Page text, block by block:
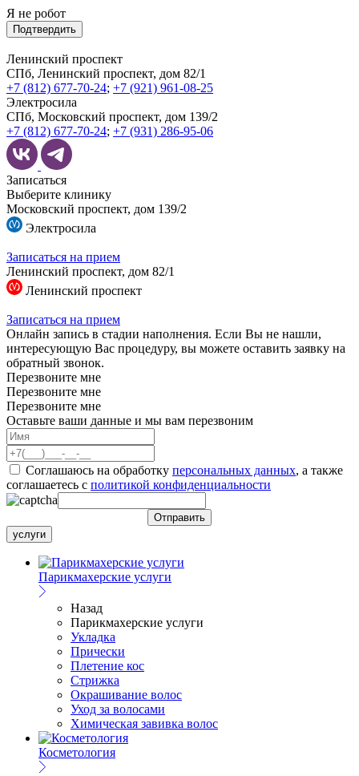
Я не робот
Подтвердить
Ленинский проспект
СПб, Ленинский проспект, дом 82/1
+7 (812) 677-70-24; +7 (921) 961-08-25
Электросила
СПб, Московский проспект, дом 139/2
+7 (812) 677-70-24; +7 (931) 286-95-06
Записаться
Выберите клинику
Московский проспект, дом 139/2
Электросила
Записаться на прием
Ленинский проспект, дом 82/1
Ленинский проспект
Записаться на прием
Онлайн запись в стадии наполнения. Если Вы не нашли,
интересующую Вас процедуру, вы можете оставить заявку на
обратный звонок.
Перезвоните мне
Перезвоните мне
Перезвоните мне
Оставьте ваши данные и мы вам перезвоним
Соглашаюсь на обработку персональных данных, а также
соглашаетесь c политикой конфиденциальности
услуги
Парикмахерские услуги
Назад
Парикмахерские услуги
Укладка
Прически
Плетение кос
Стрижка
Окрашивание волос
Уход за волосами
Химическая завивка волос
Косметология